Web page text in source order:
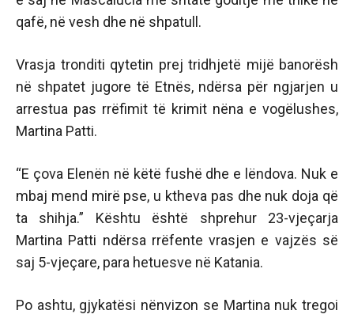
qafë, në vesh dhe në shpatull.
Vrasja tronditi qytetin prej tridhjetë mijë banorësh
në shpatet jugore të Etnës, ndërsa për ngjarjen u
arrestua pas rrëfimit të krimit nëna e vogëlushes,
Martina Patti.
“E çova Elenën në këtë fushë dhe e lëndova. Nuk e
mbaj mend mirë pse, u ktheva pas dhe nuk doja që
ta shihja.” Kështu është shprehur 23-vjeçarja
Martina Patti ndërsa rrëfente vrasjen e vajzës së
saj 5-vjeçare, para hetuesve në Katania.
Po ashtu, gjykatësi nënvizon se Martina nuk tregoi